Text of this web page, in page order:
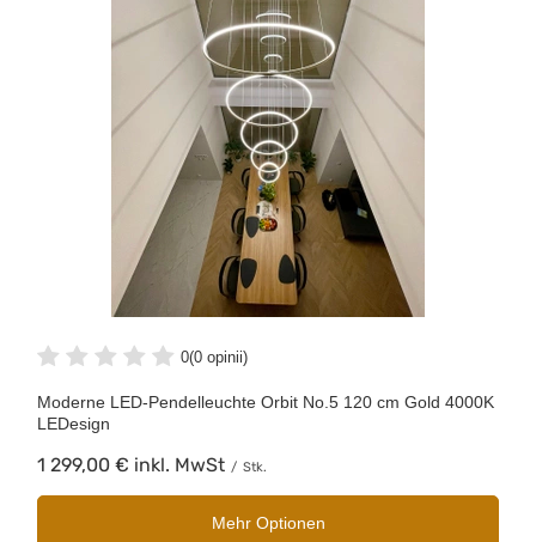
0(0 opinii)
Moderne LED-Pendelleuchte Orbit No.5 120 cm Gold 4000K
LEDesign
1 299,00 € inkl. MwSt / Stk.
Mehr Optionen